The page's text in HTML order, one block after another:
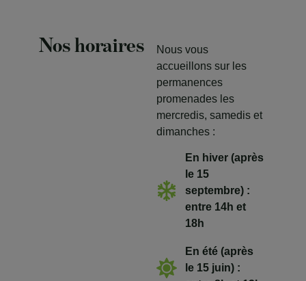
Nos horaires
Nous vous
accueillons sur les
permanences
promenades les
mercredis, samedis et
dimanches :
En hiver (après
le 15
septembre) :
entre 14h et
18h
En été (après
le 15 juin) :